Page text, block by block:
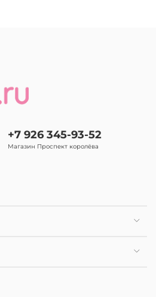
+7 926 345-93-52
Магазин Проспект королёва